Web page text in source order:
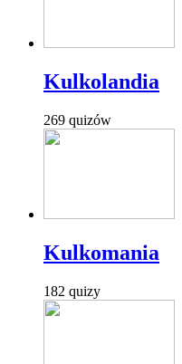
Kulkolandia
269 quizów
Kulkomania
182 quizy